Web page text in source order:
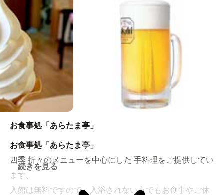
万葉の森に囲まれた極上空間「あらたまの湯」へようこ
そ。木々の香り漂う「森林の湯」、石庭を眺めながらの
露天風呂「石庭の湯」 などの源泉掛け流し温泉が楽しめ
ます。
お食事処「あらたま亭」
お食事処「あらたま亭」
四季 折々のメニューを中心にした 手料理をご提供してい
ます。
入館は無料ですので、入浴されない方でもお食事やご休
続きを見る